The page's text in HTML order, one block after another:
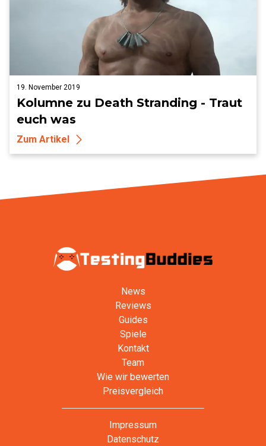
19. November 2019
Kolumne zu Death Stranding - Traut
euch was
Zum Artikel
News
Reviews
Guides
Spiele
Kontakt
Team
Wie wir bewerten
Preisvergleich
Impressum
Datenschutz